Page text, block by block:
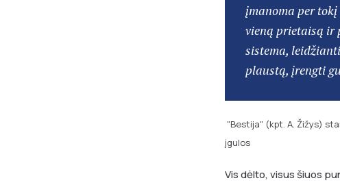
įmanoma per
vieną prietaisą ir
sistema,
plaustą, įrengti
"Bestija" (kpt. A. Žižys)
įgulos
Vis dėlto, visus šiuos